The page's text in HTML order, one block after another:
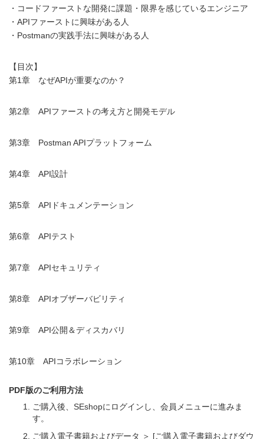
・コードファーストな開発に課題・限界を感じているエンジニア
・APIファーストに興味がある人
・Postmanの実践手法に興味がある人
【目次】
第1章 なぜAPIが重要なのか？
第2章 APIファーストの考え方と開発モデル
第3章 Postman APIプラットフォーム
第4章 API設計
第5章 APIドキュメンテーション
第6章 APIテスト
第7章 APIセキュリティ
第8章 APIオブザーバビリティ
第9章 API公開＆ディスカバリ
第10章 APIコラボレーション
PDF版のご利用方法
ご購入後、SEshopにログインし、会員メニューに進みま
す。
ご購入電子書籍およびデータ ＞ [ご購入電子書籍およびダウ